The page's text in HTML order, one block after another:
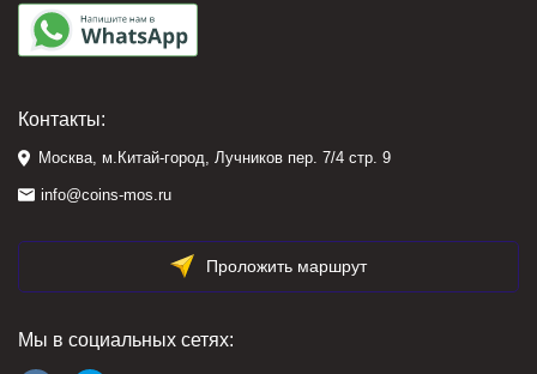
Контакты:
Москва, м.Китай-город, Лучников пер. 7/4 стр. 9
info@coins-mos.ru
Проложить маршрут
Мы в социальных сетях: